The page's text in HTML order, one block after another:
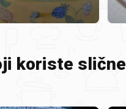
koriste slične